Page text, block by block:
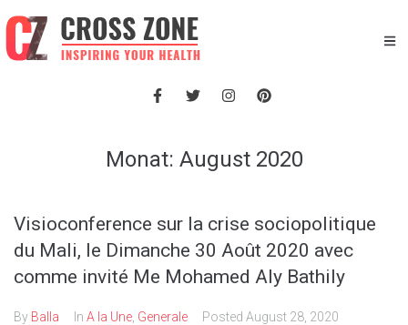
Monat: August 2020
Visioconference sur la crise sociopolitique
du Mali, le Dimanche 30 Août 2020 avec
comme invité Me Mohamed Aly Bathily
By Balla In A la Une Generale Posted August 28, 2020